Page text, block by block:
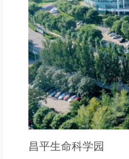
昌平生命科学园